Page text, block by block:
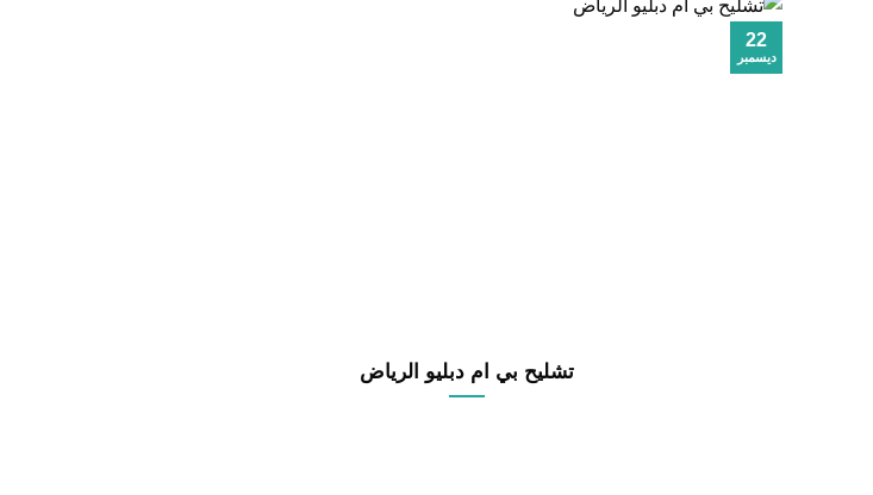
تشليح بي ام دبليو الرياض
22
ديسمبر